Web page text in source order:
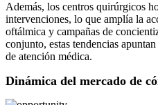
Además, los centros quirúrgicos
intervenciones, lo que amplía la
oftálmica y campañas de
conjunto, estas tendencias
de atención médica.
Dinámica del mercado de